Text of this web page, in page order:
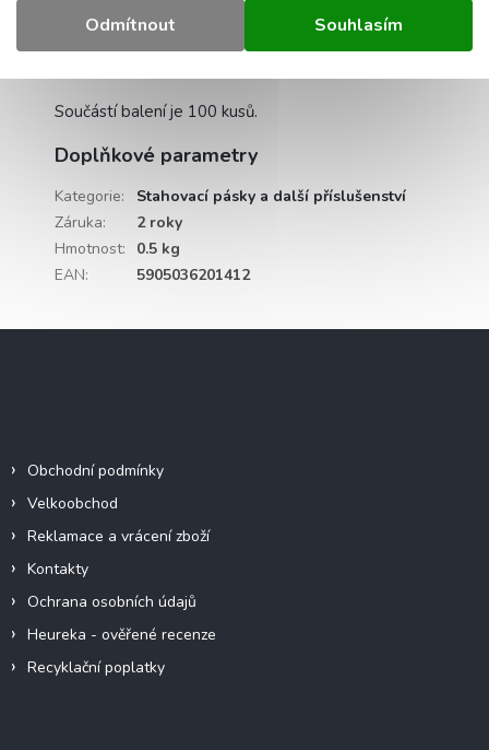
Odmítnout Souhlasím
Materiál:nylon
Součástí balení je 100 kusů.
Doplňkové parametry
Kategorie:
Stahovací pásky a další příslušenství
Záruka:
2 roky
Hmotnost:
0.5 kg
EAN: 5905036201412
Obchodní podmínky
Velkoobchod
Reklamace a vrácení zboží
Kontakty
Ochrana osobních údajů
Heureka - ověřené recenze
Recyklační poplatky